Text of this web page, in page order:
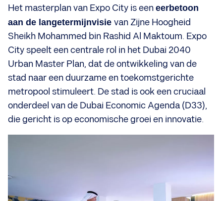
Het masterplan van Expo City is een eerbetoon
aan de langetermijnvisie van Zijne Hoogheid
Sheikh Mohammed bin Rashid Al Maktoum. Expo
City speelt een centrale rol in het Dubai 2040
Urban Master Plan, dat de ontwikkeling van de
stad naar een duurzame en toekomstgerichte
metropool stimuleert. De stad is ook een cruciaal
onderdeel van de Dubai Economic Agenda (D33),
die gericht is op economische groei en innovatie.